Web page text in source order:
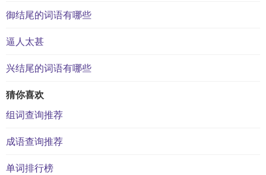
御结尾的词语有哪些
逼人太甚
兴结尾的词语有哪些
猜你喜欢
组词查询推荐
成语查询推荐
单词排行榜